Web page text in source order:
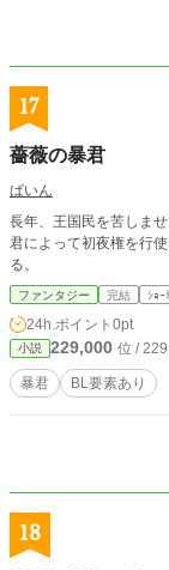
17
薔薇の暴君
ぱいん
長年、王国民を苦しま
君によって初夜権を行
る。
ファンタジー 完結 ｼｮｰ
24h.ポイント 0pt
小説 229,000 位 /
暴君 BL要素あり
18